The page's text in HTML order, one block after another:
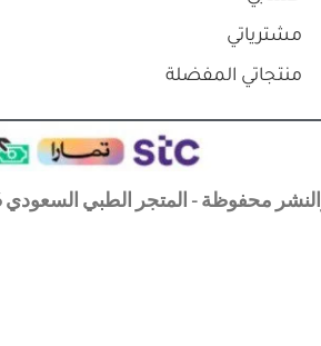
مشترياتي
منتجاتي المفضلة
محفوظة - المتجر الطبي السعودي 2026©